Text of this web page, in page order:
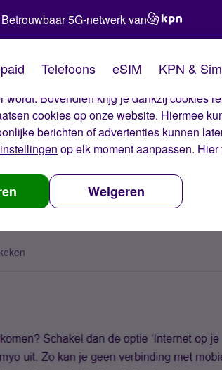
van Simyo
op onze website. Met deze cookies
wordt. Bovendien krijg je dankzij cookies
cookies op onze website. Hiermee
berichten of advertenties kunnen
op elk moment aanpassen.
Weigeren
Betrouwbaar 5G-netwerk van
Telefoons eSIM KPN &